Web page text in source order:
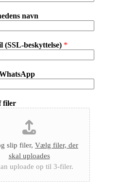
navn
(SSL-beskyttelse) *
filer
slip filer, Vælg filer, der
skal uploades
uploade op til 3-filer.